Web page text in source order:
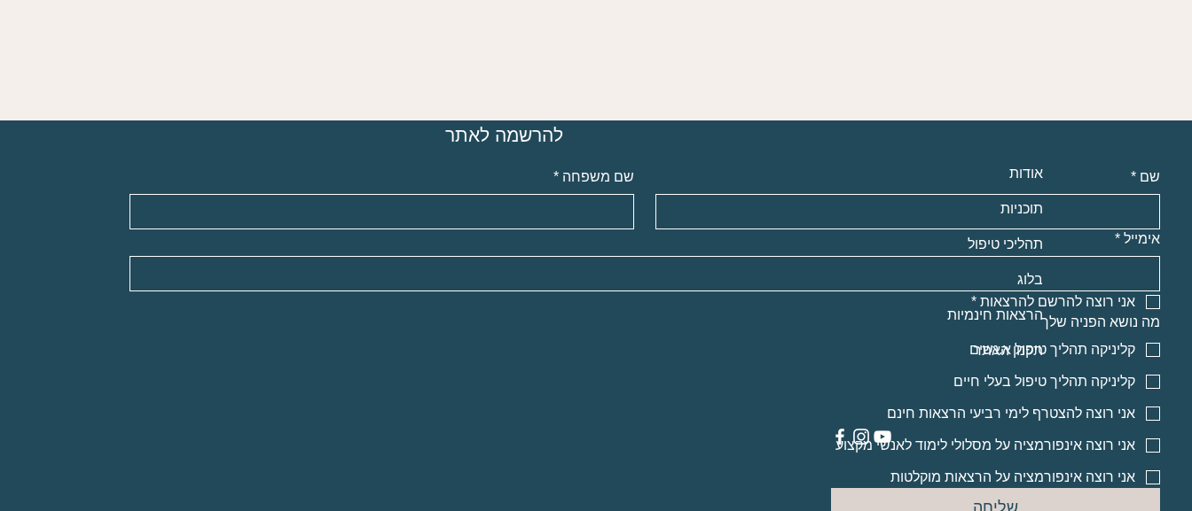
להרשמה לאתר
שם * שם משפחה *
אימייל *
אני רוצה להרשם להרצאות *
מה נושא הפניה שלך
קליניקה תהליך טיפול א.נשים
קליניקה תהליך טיפול בעלי חיים
אני רוצה להצטרף לימי רביעי הרצאות חינם
אני רוצה אינפורמציה על מסלולי לימוד לאנשי מקצוע
אני רוצה אינפורמציה על הרצאות מוקלטות
שליחה
אודות
תוכניות
תהליכי טיפול
בלוג
הרצאות חינמיות
תקנון האתר